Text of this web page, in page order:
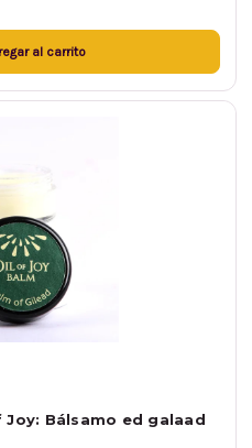
al carrito
Bálsamo ed galaad